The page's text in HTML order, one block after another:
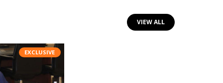
VIEW ALL
EXCLUSIVE